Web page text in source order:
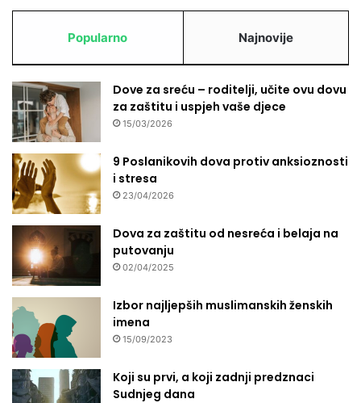
Popularno Najnovije
Dove za sreću – roditelji, učite ovu dovu
za zaštitu i uspjeh vaše djece
15/03/2026
9 Poslanikovih dova protiv anksioznosti
i stresa
23/04/2026
Dova za zaštitu od nesreća i belaja na
putovanju
02/04/2025
Izbor najljepših muslimanskih ženskih
imena
15/09/2023
Koji su prvi, a koji zadnji predznaci
Sudnjeg dana